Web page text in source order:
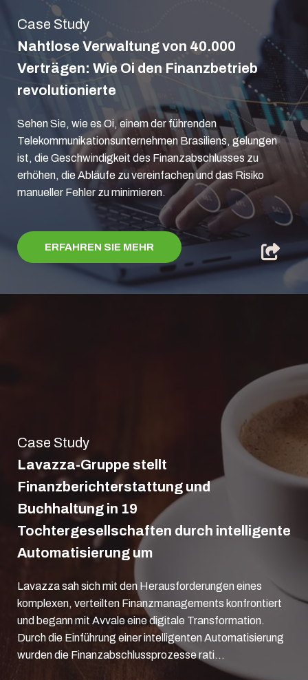
Case Study
Nahtlose Verwaltung von 40.000
Verträgen: Wie Oi den Finanzbetrieb
revolutionierte
Sehen Sie, wie es Oi, einem der führenden
Telekommunikationsunternehmen Brasiliens, gelungen
ist, die Geschwindigkeit des Finanzabschlusses zu
erhöhen, die Abläufe zu vereinfachen und das Risiko
manueller Fehler zu minimieren.
ERFAHREN SIE MEHR
Case Study
Lavazza-Gruppe stellt
Finanzberichterstattung und
Buchhaltung in 19
Tochtergesellschaften durch intelligente
Automatisierung um
Lavazza sah sich mit den Herausforderungen eines
komplexen, verteilten Finanzmanagements konfrontiert
und begann mit Avvale eine digitale Transformation.
Durch die Einführung einer intelligenten Automatisierung
wurden die Finanzabschlussprozesse rati...